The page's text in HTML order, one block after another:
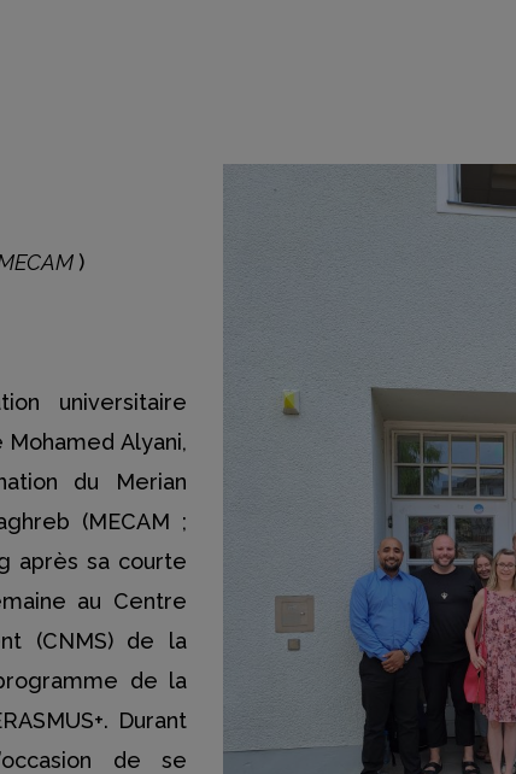
)
universitaire
Alyani,
du Merian
(MECAM ;
après sa courte
au Centre
(CNMS) de la
de la
Durant
de se